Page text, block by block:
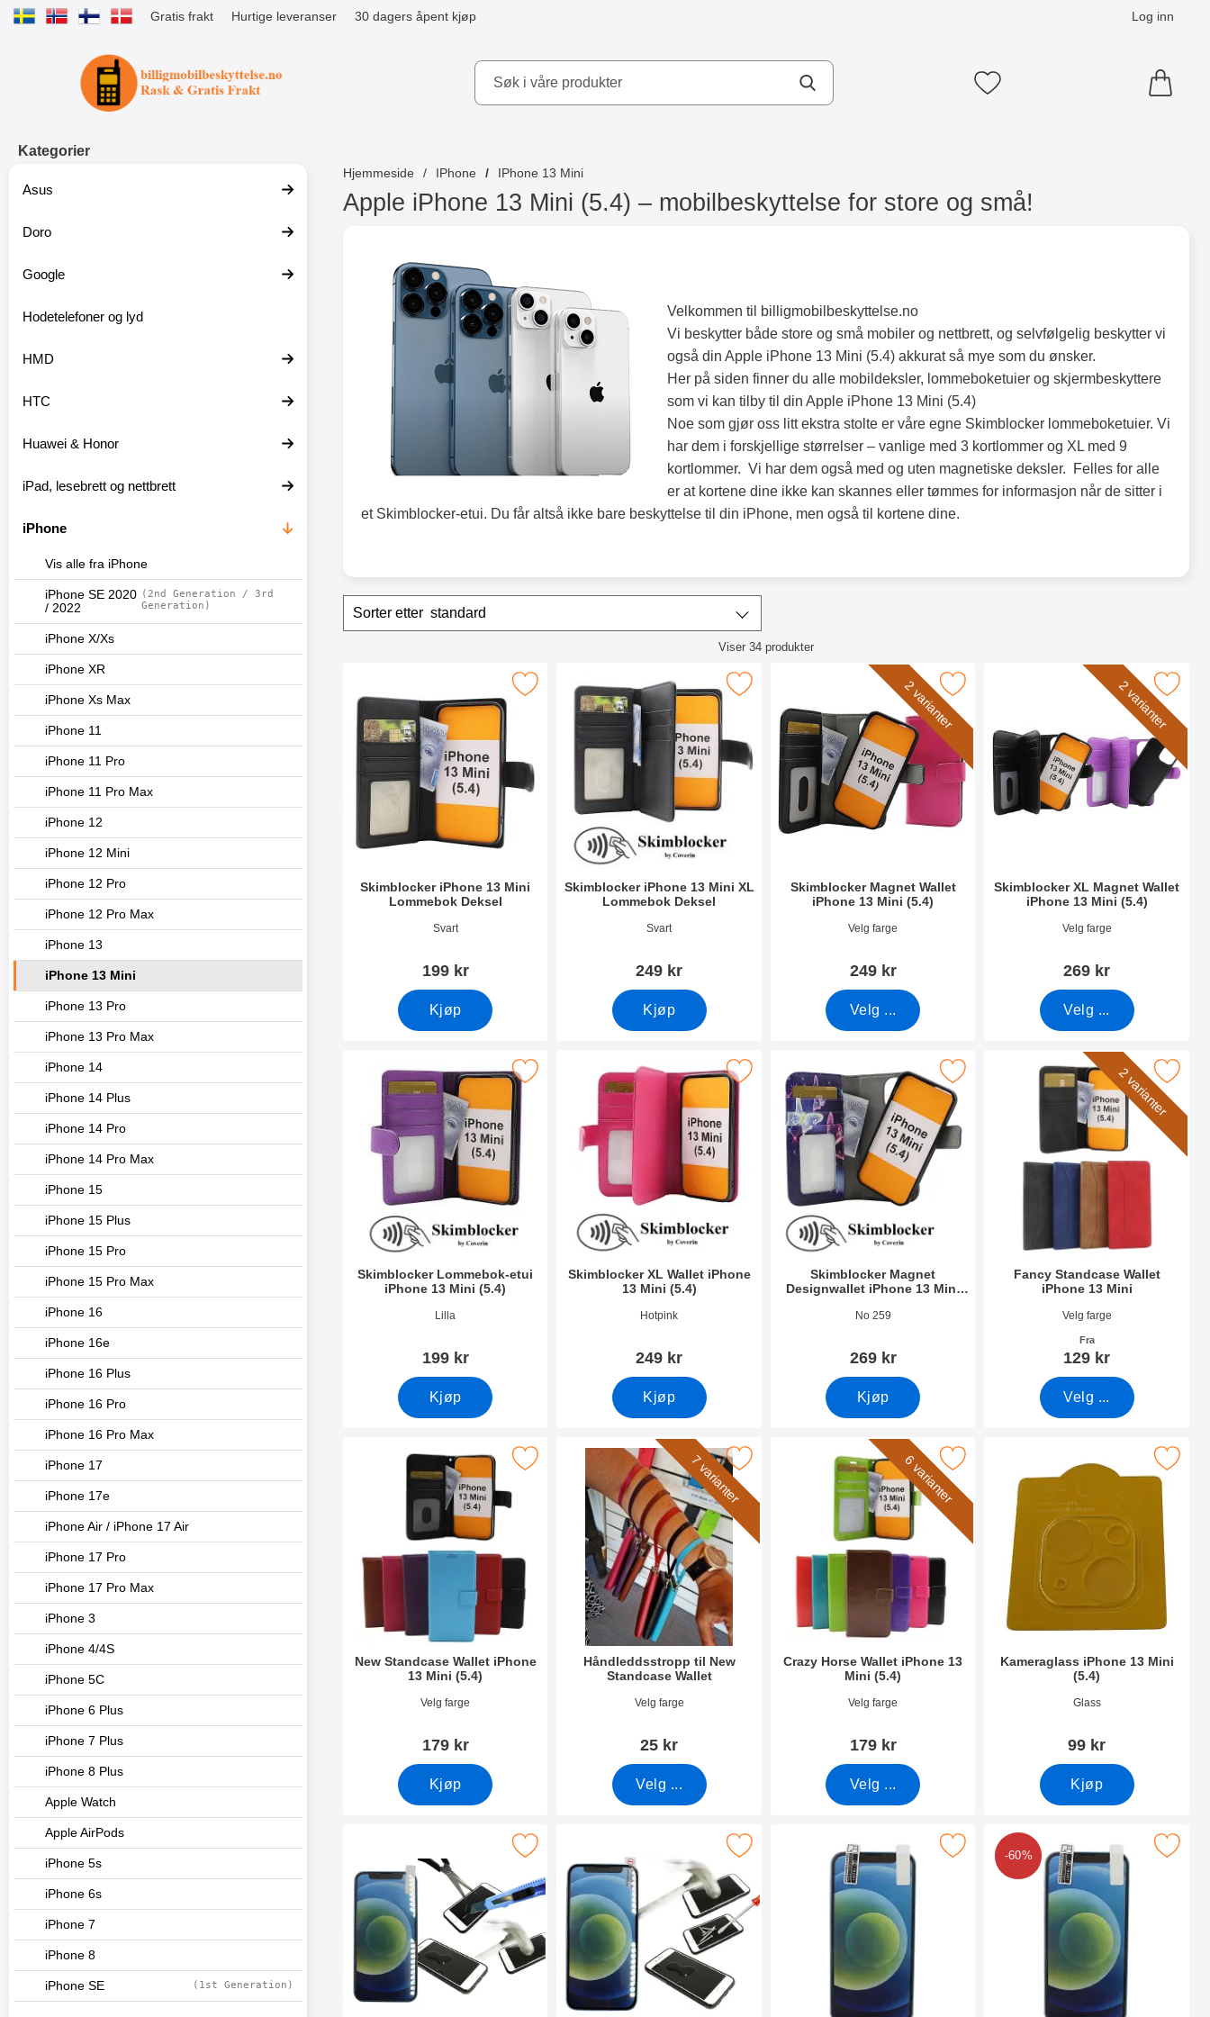
Gratis frakt Hurtige leveranser 30 dagers åpent kjøp Log inn
Startsiden for Tibro Billiga Mobilskydd AB Mine favoritter
Kategorier
Asus
Doro
Google
Hodetelefoner og lyd
HMD
HTC
Huawei & Honor
iPad, lesebrett og nettbrett
iPhone
Vis alle fra iPhone
iPhone SE 2020
/ 2022
(2nd Generation / 3rd
Generation)
iPhone X/Xs
iPhone XR
iPhone Xs Max
iPhone 11
iPhone 11 Pro
iPhone 11 Pro Max
iPhone 12
iPhone 12 Mini
iPhone 12 Pro
iPhone 12 Pro Max
iPhone 13
iPhone 13 Mini
iPhone 13 Pro
iPhone 13 Pro Max
iPhone 14
iPhone 14 Plus
iPhone 14 Pro
iPhone 14 Pro Max
iPhone 15
iPhone 15 Plus
iPhone 15 Pro
iPhone 15 Pro Max
iPhone 16
iPhone 16e
iPhone 16 Plus
iPhone 16 Pro
iPhone 16 Pro Max
iPhone 17
iPhone 17e
iPhone Air / iPhone 17 Air
iPhone 17 Pro
iPhone 17 Pro Max
iPhone 3
iPhone 4/4S
iPhone 5C
iPhone 6 Plus
iPhone 7 Plus
iPhone 8 Plus
Apple Watch
Apple AirPods
iPhone 5s
iPhone 6s
iPhone 7
iPhone 8
iPhone SE (1st Generation)
Hjemmeside IPhone IPhone 13 Mini
Apple iPhone 13 Mini (5.4) – mobilbeskyttelse for store og små!
Velkommen til billigmobilbeskyttelse.no
Vi beskytter både store og små mobiler og nettbrett, og selvfølgelig beskytter vi
også din Apple iPhone 13 Mini (5.4) akkurat så mye som du ønsker.
Her på siden finner du alle mobildeksler, lommeboketuier og skjermbeskyttere
som vi kan tilby til din Apple iPhone 13 Mini (5.4)
Noe som gjør oss litt ekstra stolte er våre egne Skimblocker lommeboketuier. Vi
har dem i forskjellige størrelser – vanlige med 3 kortlommer og XL med 9
kortlommer. Vi har dem også med og uten magnetiske deksler. Felles for alle
er at kortene dine ikke kan skannes eller tømmes for informasjon når de sitter i
et Skimblocker-etui. Du får altså ikke bare beskyttelse til din iPhone, men også til kortene dine.
p
Filter/sorter
standard
Viser 34 produkter
Skimblocker iPhone 13 Mini
Lommebok Deksel
Varenummer 52038
Svart
199 kr
Kjøp
Merk skimblocker iPhone 13 Mini Lommebok Deksel som favoritt
Skimblocker iPhone 13 Mini XL
Lommebok Deksel
Varenummer 51258
Svart
249 kr
Kjøp
Merk skimblocker iPhone 13 Mini XL Lommebok Deksel som favoritt
2 varianter
Skimblocker Magnet Wallet
iPhone 13 Mini (5.4)
Varenummer 41827
Velg farge
249 kr
Velg ...
Merk skimblocker Magnet Wallet iPhone 13 Mini (5.4) som favoritt
2 varianter
Skimblocker XL Magnet Wallet
iPhone 13 Mini (5.4)
Varenummer 41851
Velg farge
269 kr
Velg ...
Merk skimblocker XL Magnet Wallet
Skimblocker Lommebok-etui
iPhone 13 Mini (5.4)
Varenummer 41820
Lilla
199 kr
Kjøp
Merk skimblocker Lommebok-etui iPhone 13 Mini (5.4) som favoritt
Skimblocker XL Wallet iPhone
13 Mini (5.4)
Varenummer 41844
Hotpink
249 kr
Kjøp
Merk skimblocker XL Wallet iPhone 13 Mini (5.4) som favoritt
Skimblocker Magnet
Designwallet iPhone 13 Mini
Varenummer 41836
No 259
269 kr
Kjøp
Merk skimblocker Magnet Designwallet iPhone 13 Mini (5.4) som favoritt
2 varianter
Fancy Standcase Wallet
iPhone 13 Mini
Varenummer 44802
Velg farge
Fra
129 kr
Velg ...
Merk fancy Standcase Wallet
New Standcase Wallet iPhone
13 Mini (5.4)
Varenummer 42128
Velg farge
179 kr
Kjøp
Merk new Standcase Wallet iPhone 13 Mini (5.4) som favoritt7 varianter
Håndleddsstropp til New
Standcase Wallet
Varenummer 40789
Velg farge
25 kr
Velg ...
Merk håndleddsstropp til New Standcase Wallet som favoritt6 varianter
Crazy Horse Wallet iPhone 13
Mini (5.4)
Varenummer 42084
Velg farge
179 kr
Velg ...
Merk crazy Horse Wallet iPhone 13 Mini (5.4) som favoritt
Kameraglass iPhone 13 Mini
(5.4)
Varenummer 41915
Glass
99 kr
Kjøp
Merk kameraglass iPhone 13
Merk skjermbeskyttelse av glass iPhone 13 Mini (5.4) som favoritt
Merk full Frame Skjermbeskyttelse av glass iPhone 13 Mini (5.4) som favoritt
Merk skjermbeskyttelse iPhone 13 Mini (5.4) som favoritt
-60%
Merk 6-pakning Skjermbeskyttelse